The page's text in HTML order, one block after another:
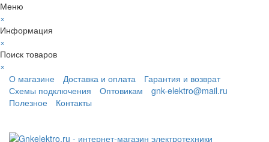
Меню
×
Информация
×
Поиск товаров
×
О магазине
Доставка и оплата
Гарантия и возврат
Схемы подключения
Оптовикам
gnk-elektro@mail.ru
Полезное
Контакты